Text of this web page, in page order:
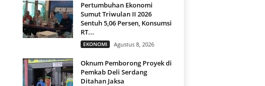
Pertumbuhan Ekonomi
Sumut Triwulan II 2026
Sentuh 5,06 Persen, Konsumsi
RT...
EKONOMI Agustus 8, 2026
Oknum Pemborong Proyek di
Pemkab Deli Serdang
Ditahan Jaksa